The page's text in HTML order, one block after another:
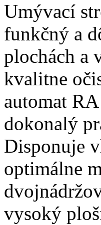
Umývací
funkčný a
plochách a
kvalitne
automat
dokonalý
Disponuje
optimálne
vysoký